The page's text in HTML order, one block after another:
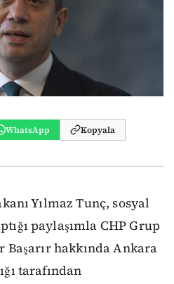
WhatsApp Kopyala
Yılmaz Tunç, sosyal
paylaşımla CHP Grup
hakkında Ankara
tarafından